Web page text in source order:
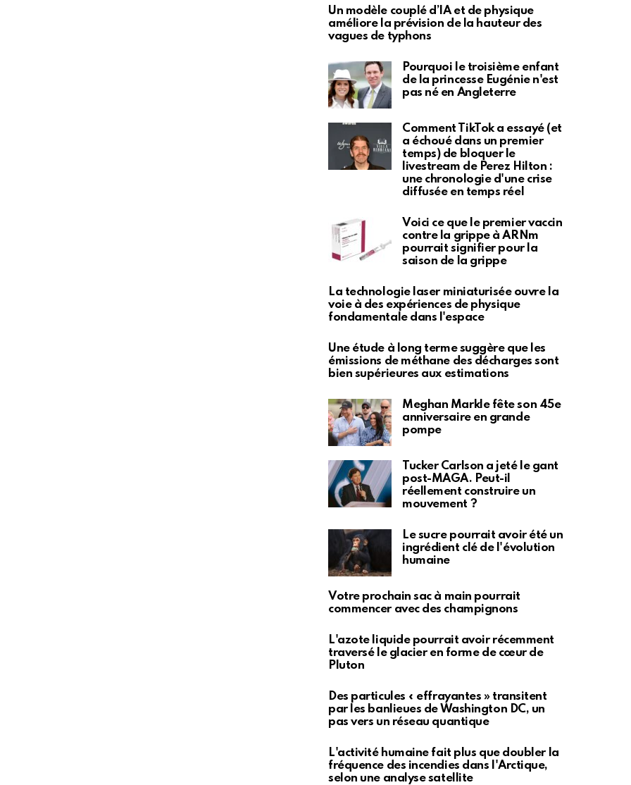
Un modèle couplé d’IA et de physique
améliore la prévision de la hauteur des
vagues de typhons
Pourquoi le troisième enfant
de la princesse Eugénie n'est
pas né en Angleterre
Comment TikTok a essayé (et
a échoué dans un premier
temps) de bloquer le
livestream de Perez Hilton :
une chronologie d'une crise
diffusée en temps réel
Voici ce que le premier vaccin
contre la grippe à ARNm
pourrait signifier pour la
saison de la grippe
La technologie laser miniaturisée ouvre la
voie à des expériences de physique
fondamentale dans l'espace
Une étude à long terme suggère que les
émissions de méthane des décharges sont
bien supérieures aux estimations
Meghan Markle fête son 45e
anniversaire en grande
pompe
Tucker Carlson a jeté le gant
post-MAGA. Peut-il
réellement construire un
mouvement ?
Le sucre pourrait avoir été un
ingrédient clé de l'évolution
humaine
Votre prochain sac à main pourrait
commencer avec des champignons
L'azote liquide pourrait avoir récemment
traversé le glacier en forme de cœur de
Pluton
Des particules « effrayantes » transitent
par les banlieues de Washington DC, un
pas vers un réseau quantique
L'activité humaine fait plus que doubler la
fréquence des incendies dans l'Arctique,
selon une analyse satellite